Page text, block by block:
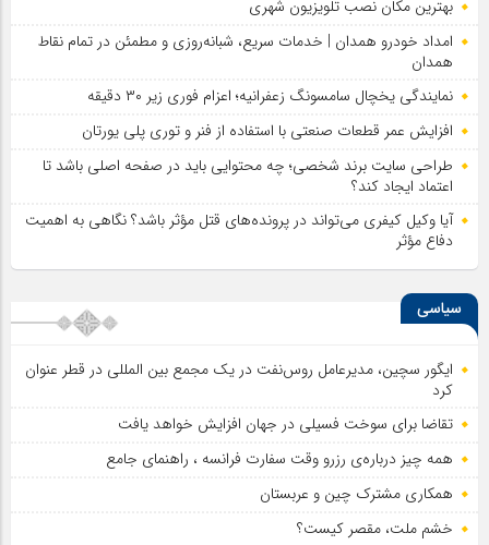
بهترین مکان نصب تلویزیون شهری
امداد خودرو همدان | خدمات سریع، شبانه‌روزی و مطمئن در تمام نقاط
همدان
نمایندگی یخچال سامسونگ زعفرانیه؛ اعزام فوری زیر ۳۰ دقیقه
افزایش عمر قطعات صنعتی با استفاده از فنر و توری پلی یورتان
طراحی سایت برند شخصی؛ چه محتوایی باید در صفحه اصلی باشد تا
اعتماد ایجاد کند؟
آیا وکیل کیفری می‌تواند در پرونده‌های قتل مؤثر باشد؟ نگاهی به اهمیت
دفاع مؤثر
سیاسی
ایگور سچین، مدیرعامل روس‌نفت در یک مجمع بین المللی در قطر عنوان
کرد
تقاضا برای سوخت فسیلی در جهان افزایش خواهد یافت
همه چیز درباره‌ی رزرو وقت سفارت فرانسه ، راهنمای جامع
همکاری مشترک چین و عربستان
خشم ملت، مقصر کیست؟